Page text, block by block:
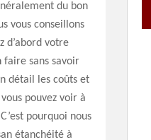
du bon
vous conseillons
d’abord votre
faire sans savoir
détail les coûts et
pouvez voir à
pourquoi nous
étanchéité à